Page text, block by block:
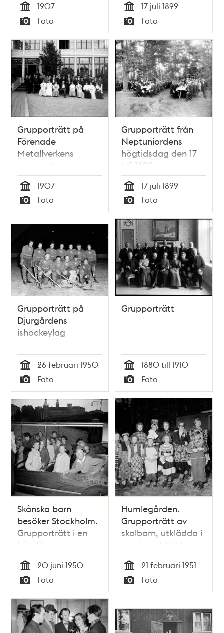
Tid
1907
Typ
Foto Tid
17 juli 1899
Typ
Foto
Grupporträtt på
Förenade
Metallverkens
personal
Tid
1907
Typ
Foto
Grupporträtt från
Neptuniordens
högtidsdag den 17
juli 1899
Tid
17 juli 1899
Typ
Foto
Grupporträtt på
Djurgårdens
ishockeylag
Tid
26 februari 1950
Typ
Foto
Grupporträtt
Tid
1880 till 1910
Typ
Foto
Skånska barn
besöker Stockholm.
Grupporträtt i en
båt. Vy mot
Norstedts
förlag/Riddarholmen
Tid
20 juni 1950
Typ
Foto
Humlegården.
Grupporträtt av
skolbarn, utklädda i
maskeraddräkt.
Enligt uppgift
arrangerades
skridskoåkning
Tid
21 februari 1951
Typ
Foto